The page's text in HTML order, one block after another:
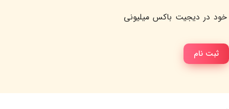
در دیجیت باکس میلیونی
ثبت نام